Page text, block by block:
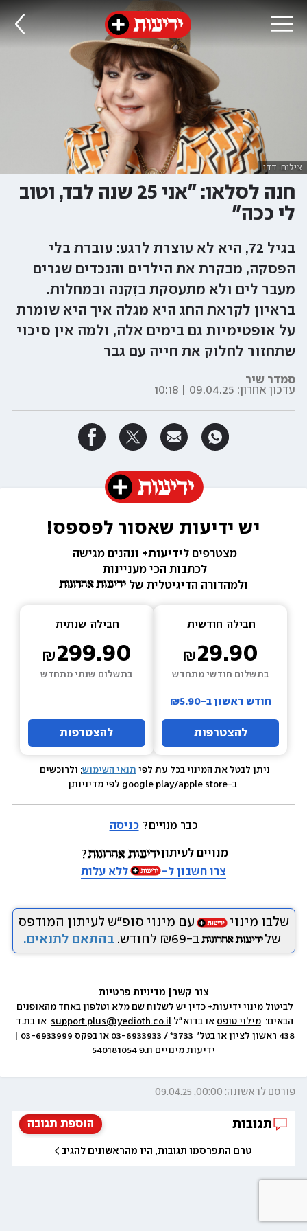
צילום: דדו
חנה לסלאו: "אני 25 שנה לבד, וטוב
לי ככה"
בגיל 72, היא לא עוצרת לרגע: עובדת בלי
הפסקה, מבקרת את הילדים והנכדים שגרים
מעבר לים ולא מתעסקת בזִקנה ובמחלות.
בראיון לקראת החג היא מגלה איך היא שומרת
על אופטימיות גם בימים אלה, ולמה אין סיכוי
שתחזור לחלוק את חייה עם גבר
סמדר שיר
עדכון אחרון: 09.04.25 | 10:18
יש ידיעות שאסור לפספס!
מצטרפים לידיעות+ ונהנים מגישה
לכתבות הכי מעניינות
ולמהדורה הדיגיטלית של
חבילה חודשית
29.90
בתשלום חודשי מתחדש
חודש ראשון ב-₪5.90
להצטרפות
חבילה שנתית
299.90
בתשלום שנתי מתחדש
להצטרפות
ניתן לבטל את המינוי בכל עת לפי תנאי השימוש; ולרוכשים
כבר מנויים? כניסה
מנויים לעיתון
צרו חשבון ל-
ללא עלות
שלבו מינוי
עם מינוי סופ״ש לעיתון המודפס
של
ב-₪69 לחודש. בהתאם לתנאים.
צור קשר
הבאים: מילוי טופס או בדוא״ל support.plus@yedioth.co.il
ידיעות מינויים ח.פ 540181054
פורסם לראשונה: 00:00, 09.04.25
הוספת תגובה תגובות
טרם התפרסמו תגובות, היו מהראשונים להגיב